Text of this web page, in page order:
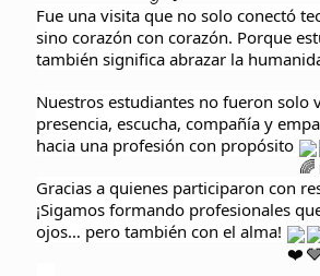
Fue una visita que no solo conectó
sino corazón con corazón. Porque
también significa abrazar la
Nuestros estudiantes no fueron solo
presencia, escucha, compañía y
hacia una profesión con propósito
Gracias a quienes participaron con
¡Sigamos formando profesionales
ojos… pero también con el alma!